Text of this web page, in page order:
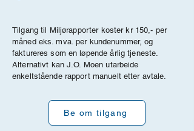
Tilgang til Miljørapporter koster kr 150,- per
måned eks. mva. per kundenummer, og
faktureres som en løpende årlig tjeneste.
Alternativt kan J.O. Moen utarbeide
enkeltstående rapport manuelt etter avtale.
Be om tilgang